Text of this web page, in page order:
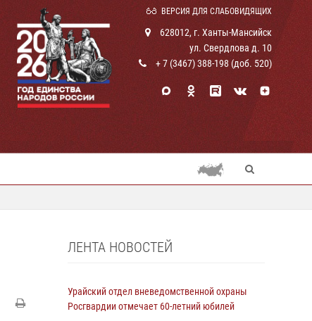
ВЕРСИЯ ДЛЯ СЛАБОВИДЯЩИХ
628012, г. Ханты-Мансийск
ул. Свердлова д. 10
+ 7 (3467) 388-198 (доб. 520)
ЛЕНТА НОВОСТЕЙ
Урайский отдел вневедомственной охраны
Росгвардии отмечает 60-летний юбилей